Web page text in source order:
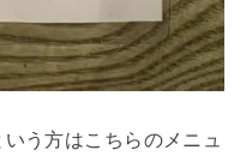
う方はこちらのメニュ